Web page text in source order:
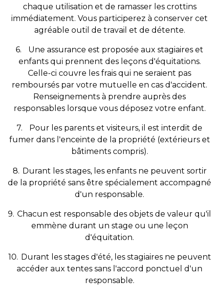
chaque utilisation et de ramasser les crottins
immédiatement. Vous participerez à conserver cet
agréable outil de travail et de détente.
6.
Une assurance est proposée aux stagiaires et
enfants qui prennent des leçons d'équitations.
Celle-ci couvre les frais qui ne seraient pas
remboursés par votre mutuelle en cas d'accident.
Renseignements à prendre auprès des
responsables lorsque vous déposez votre enfant.
7.
Pour les parents et visiteurs, il est interdit de
fumer dans l'enceinte de la propriété (extérieurs et
bâtiments compris).
8. Durant les stages, les enfants ne peuvent sortir
de la propriété sans être spécialement accompagné
d'un responsable.
9. Chacun est responsable des objets de valeur qu'il
emmène durant un stage ou une leçon
d'équitation.
10. Durant les stages d'été, les stagiaires ne peuvent
accéder aux tentes sans l'accord ponctuel d'un
responsable.